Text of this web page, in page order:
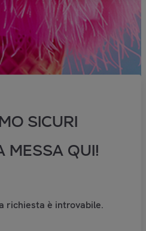
SICURI
MESSA QUI!
richiesta è introvabile.